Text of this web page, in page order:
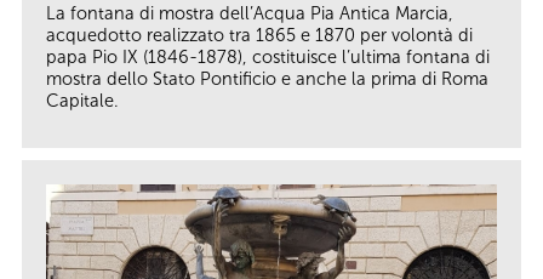
La fontana di mostra dell’Acqua Pia Antica Marcia,
acquedotto realizzato tra 1865 e 1870 per volontà di
papa Pio IX (1846-1878), costituisce l’ultima fontana di
mostra dello Stato Pontificio e anche la prima di Roma
Capitale.